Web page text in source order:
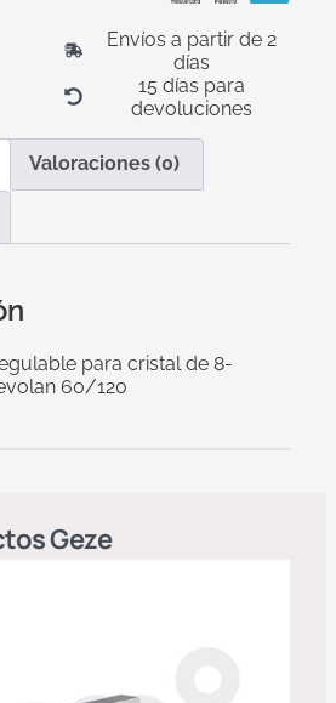
Envíos a partir de 2
días
15 días para
devoluciones
Valoraciones (0)
para cristal de 8-
60/120
Geze